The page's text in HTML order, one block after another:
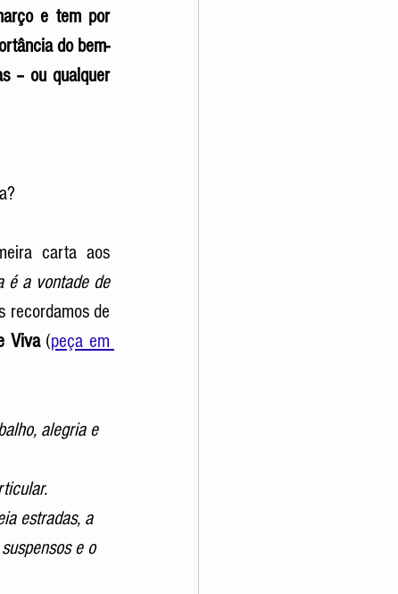
e tem por
do bem-
– ou qualquer
carta aos
é a vontade de
recordamos de
Viva (peça em
alegria e
estradas, a
e o